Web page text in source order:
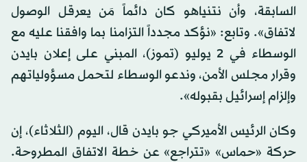
السابقة، وأن نتنياهو كان دائماً مَن يعرقل الوصول
لاتفاق». وتابع: «نؤكد مجدداً التزامنا بما وافقنا عليه مع
الوسطاء في 2 يوليو (تموز)، المبني على إعلان بايدن
وقرار مجلس الأمن، وندعو الوسطاء لتحمل مسؤولياتهم
وإلزام إسرائيل بقبوله».
وكان الرئيس الأميركي جو بايدن قال، اليوم (الثلاثاء)، إن
حركة «حماس» «تتراجع» عن خطة الاتفاق المطروحة.